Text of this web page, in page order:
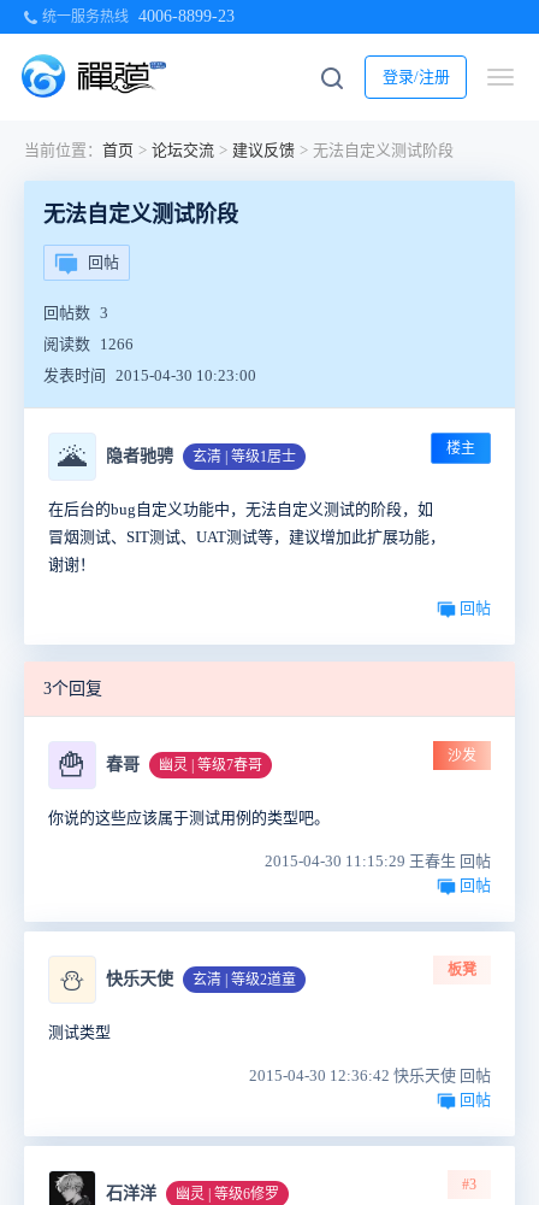
统一服务热线 4006-8899-23
登录/注册
当前位置： 首页 > 论坛交流 > 建议反馈 > 无法自定义测试阶段
无法自定义测试阶段
回帖
回帖数 3
阅读数 1266
发表时间
2015-04-30 10:23:00
🌋 隐者驰骋 玄清 | 等级1居士 楼主
在后台的bug自定义功能中，无法自定义测试的阶段，如
冒烟测试、SIT测试、UAT测试等，建议增加此扩展功能，
谢谢！
回帖
3个回复
🍟 春哥 幽灵 | 等级7春哥
沙发
你说的这些应该属于测试用例的类型吧。
2015-04-30 11:15:29 王春生 回帖
回帖
⛄ 快乐天使 玄清 | 等级2道童
板凳
测试类型
2015-04-30 12:36:42 快乐天使 回帖
回帖
石洋洋 幽灵 | 等级6修罗
#3